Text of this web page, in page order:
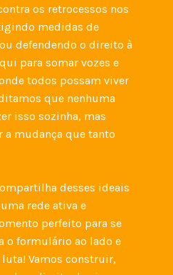
os retrocessos nos
medidas de
defendendo o direito à
para somar vozes e
todos possam viver
que nenhuma
isso sozinha, mas
mudança que tanto
desses ideais
rede ativa e
perfeito para se
o formulário ao lado e
Vamos construir,